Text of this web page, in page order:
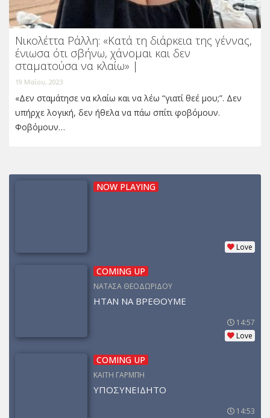
Νικολέττα Ράλλη: «Κατά τη διάρκεια της γέννας,
ένιωσα ότι σβήνω, χάνομαι και δεν
σταματούσα να κλαίω» |
19 Μαΐου, 2023
«Δεν σταμάτησε να κλαίω και να λέω “γιατί θεέ μου;”. Δεν
υπήρχε λογική, δεν ήθελα να πάω σπίτι φοβόμουν.
Φοβόμουν…
NOW PLAYING
Love
COMING UP
ΝΑΤΑΣΑ ΘΕΟΔΩΡΙΔΟΥ
ΗΤΑΝ ΝΑ ΒΡΕΘΟΥΜΕ
14:57
Love
COMING UP
ΚΑΙΤΗ ΓΑΡΜΠΗ
ΥΠΟΣΥΝΕΙΔΗΤΟ
14:53